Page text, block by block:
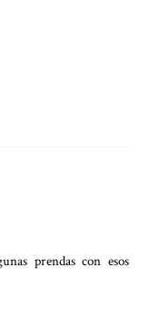
prendas con esos